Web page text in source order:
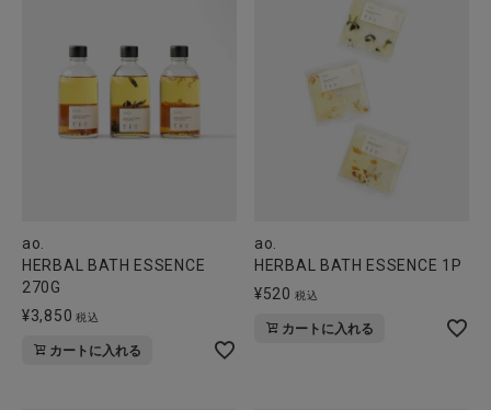
ao.
HERBAL BATH ESSENCE
270G
¥3,850 税込
カートに入れる
ao.
HERBAL BATH ESSENCE 1P
¥520 税込
カートに入れる